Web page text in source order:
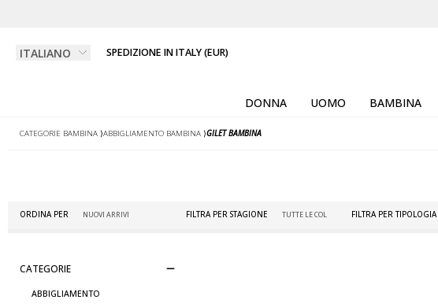
SPEDIZIONE IN ITALY (EUR)
DONNA UOMO BAMBINA
CATEGORIE BAMBINA ⟩ABBIGLIAMENTO BAMBINA ⟩GILET BAMBINA
ORDINA PER FILTRA PER STAGIONE FILTRA PER TIPOLOGIA
CATEGORIE
ABBIGLIAMENTO